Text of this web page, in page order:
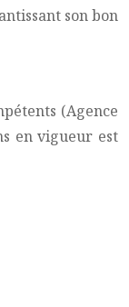
son bon
(Agence
en vigueur est